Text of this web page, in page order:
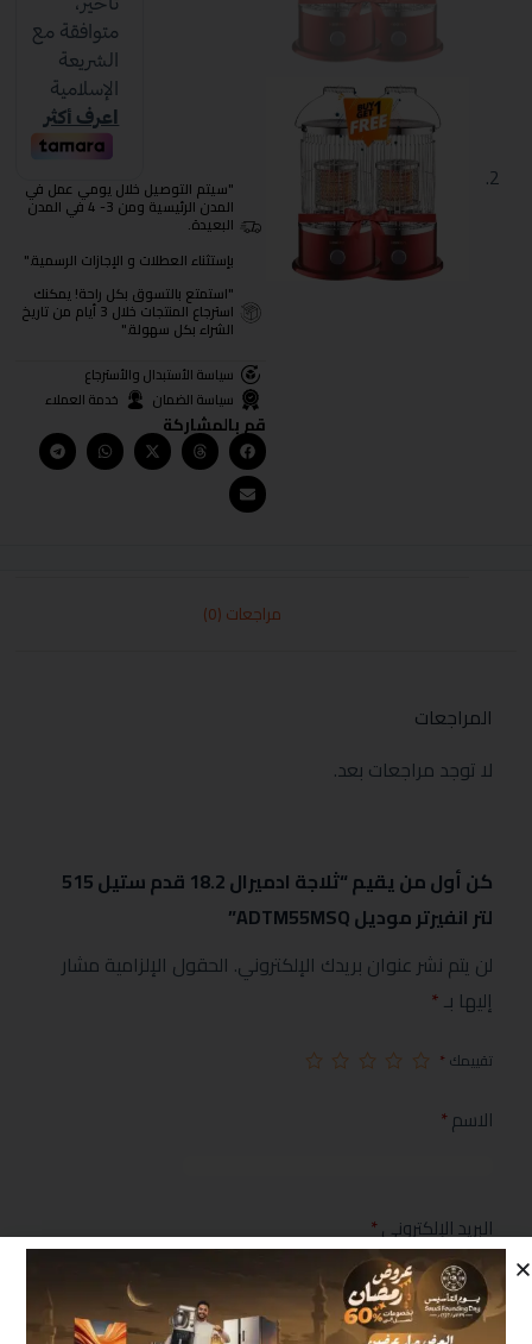
"سيتم التوصيل خلال يومي عمل في
المدن الرئيسية ومن 3- 4 في المدن
البعيدة.
بإستثناء العطلات و الإجازات الرسمية."
"استمتع بالتسوق بكل راحة! يمكنك
استرجاع المنتجات خلال 3 أيام من تاريخ
الشراء بكل سهولة."
سياسة الأستبدال والأسترجاع
سياسة الضمان
خدمة العملاء
قم بالمشاركة
مراجعات (0)
المراجعات
لا توجد مراجعات بعد.
كن أول من يقيم “ثلاجة ادميرال 18.2 قدم ستيل 515
لتر انفيرتر موديل ADTM55MSQ”
لن يتم نشر عنوان بريدك الإلكتروني. الحقول الإلزامية مشار
إليها بـ*
تقييمك *
الاسم*
البريد الإلكتروني*
مراجعتك*